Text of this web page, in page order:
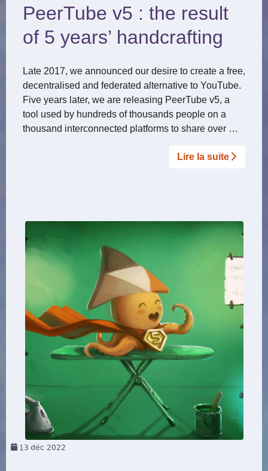
PeerTube v5 : the result
of 5 years’ handcrafting
Late 2017, we announced our desire to create a free,
decentralised and federated alternative to YouTube.
Five years later, we are releasing PeerTube v5, a
tool used by hundreds of thousands people on a
thousand interconnected platforms to share over …
Lire la suite­­
13 déc 2022